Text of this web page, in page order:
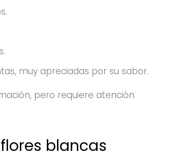
muy apreciadas por su sabor.
pero requiere atención
blancas